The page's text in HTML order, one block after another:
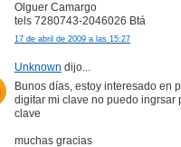
Olguer Camargo
tels 7280743-2046026 Btá
17 de abril de 2009 a las 15:27
Unknown dijo...
Bunos días, estoy interesado en
digitar mi clave no puedo ingrsar
clave
muchas gracias